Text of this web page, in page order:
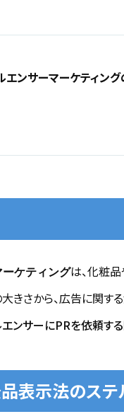
エンサーマーケティ
ケティングは、化粧
きさから、広告に関す
エンサーにPRを依頼す
表示法のステ